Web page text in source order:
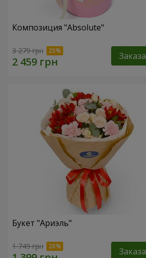
Композиция "Absolute"
3 279 грн
Букет "Ариэль"
1 749 грн